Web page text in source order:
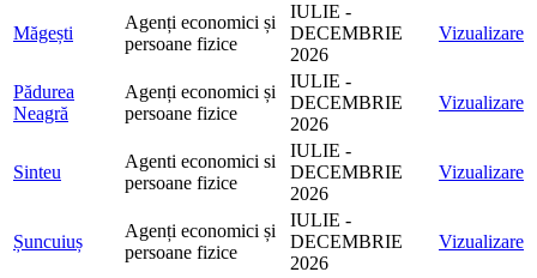
Măgești
Agenți economici și
persoane fizice
IULIE -
DECEMBRIE
2026
Vizualizare
Pădurea
Neagră
Agenți economici și
persoane fizice
IULIE -
DECEMBRIE
2026
Vizualizare
Sinteu
Agenti economici si
persoane fizice
IULIE -
DECEMBRIE
2026
Vizualizare
Șuncuiuș
Agenți economici și
persoane fizice
IULIE -
DECEMBRIE
2026
Vizualizare